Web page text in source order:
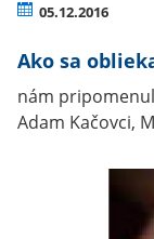
05.12.2016
Ako sa
nám
Adam Kačovci,